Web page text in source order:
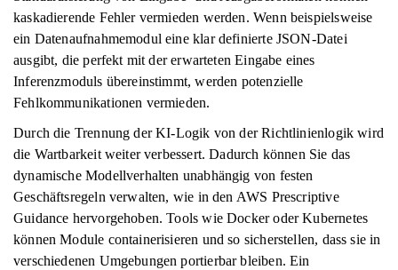
kaskadierende Fehler vermieden werden. Wenn beispielsweise
ein Datenaufnahmemodul eine klar definierte JSON-Datei
ausgibt, die perfekt mit der erwarteten Eingabe eines
Inferenzmoduls übereinstimmt, werden potenzielle
Fehlkommunikationen vermieden.
Durch die Trennung der KI-Logik von der Richtlinienlogik wird
die Wartbarkeit weiter verbessert. Dadurch können Sie das
dynamische Modellverhalten unabhängig von festen
Geschäftsregeln verwalten, wie in den AWS Prescriptive
Guidance hervorgehoben. Tools wie Docker oder Kubernetes
können Module containerisieren und so sicherstellen, dass sie in
verschiedenen Umgebungen portierbar bleiben. Ein